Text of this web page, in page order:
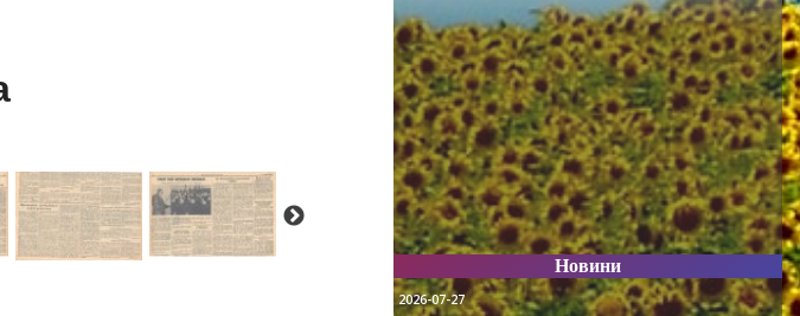
Новини
2026-07-27